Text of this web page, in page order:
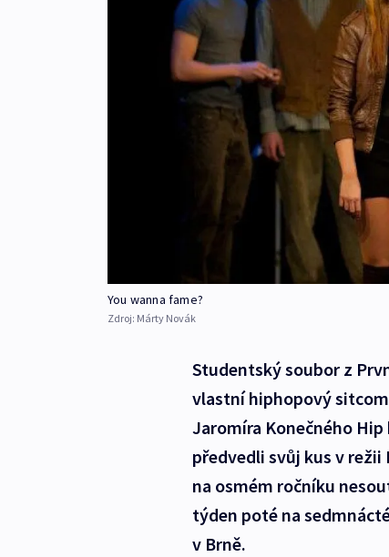
You wanna fame?
Zdroj: Márty Novák
Studentský soubor z
vlastní hiphopový
Jaromíra Konečného
předvedli svůj kus v
na osmém ročníku
týden poté na
v Brně.